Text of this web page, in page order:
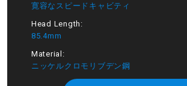
寛容なスピードキャビティ
Head Length:
85.4mm
Material:
ニッケルクロモリブデン鋼